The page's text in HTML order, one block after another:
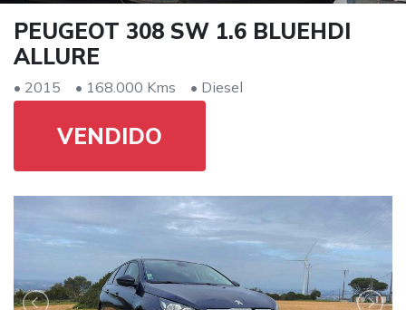
PEUGEOT 308 SW 1.6 BLUEHDI
ALLURE
• 2015 • 168.000 Kms • Diesel
VENDIDO